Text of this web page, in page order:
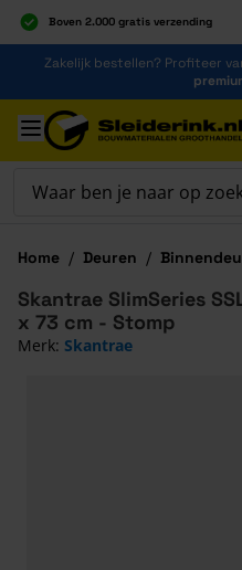
Boven 2.000 gratis verzending
Al 40 jaar dé specialist
Alles onder één dak
Ga naar de inhoud
Zakelijk bestellen? Profiteer
Ga naar hoofdinhoud
Home / Deuren /
Skantrae SlimSeries
x 73 cm - Stomp
Merk: Skantrae